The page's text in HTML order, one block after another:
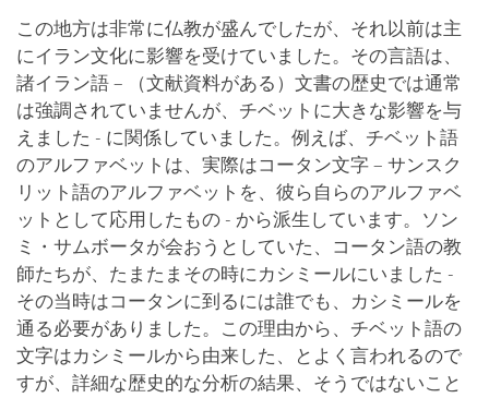
この地方は非常に仏教が盛んでしたが、それ以前は主
にイラン文化に影響を受けていました。その言語は、
諸イラン語 – （文献資料がある）文書の歴史では通常
は強調されていませんが、チベットに大きな影響を与
えました - に関係していました。例えば、チベット語
のアルファベットは、実際はコータン文字 – サンスク
リット語のアルファベットを、彼ら自らのアルファベ
ットとして応用したもの - から派生しています。ソン
ミ・サムボータが会おうとしていた、コータン語の教
師たちが、たまたまその時にカシミールにいました -
その当時はコータンに到るには誰でも、カシミールを
通る必要がありました。この理由から、チベット語の
文字はカシミールから由来した、とよく言われるので
すが、詳細な歴史的な分析の結果、そうではないこと